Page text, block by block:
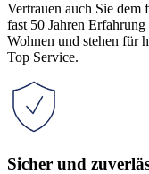
Vertrauen auch Sie
fast 50 Jahren
Wohnen und stehen für
Top Service.
Sicher und